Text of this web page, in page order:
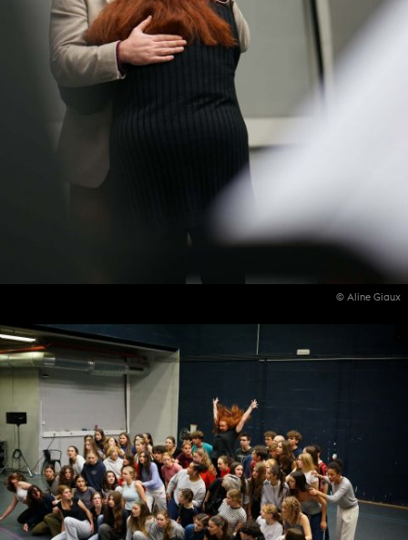
© Aline Giaux